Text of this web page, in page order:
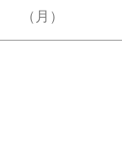
（月）